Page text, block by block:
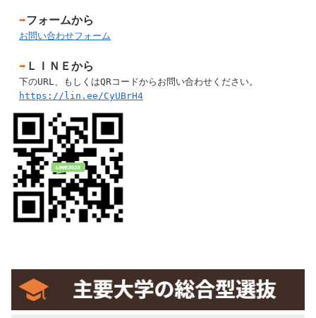
➡フォームから
お問い合わせフォーム
➡ ＬＩＮＥから
下のURL、もしくはQRコードからお問い合わせください。
https://lin.ee/CyUBrH4